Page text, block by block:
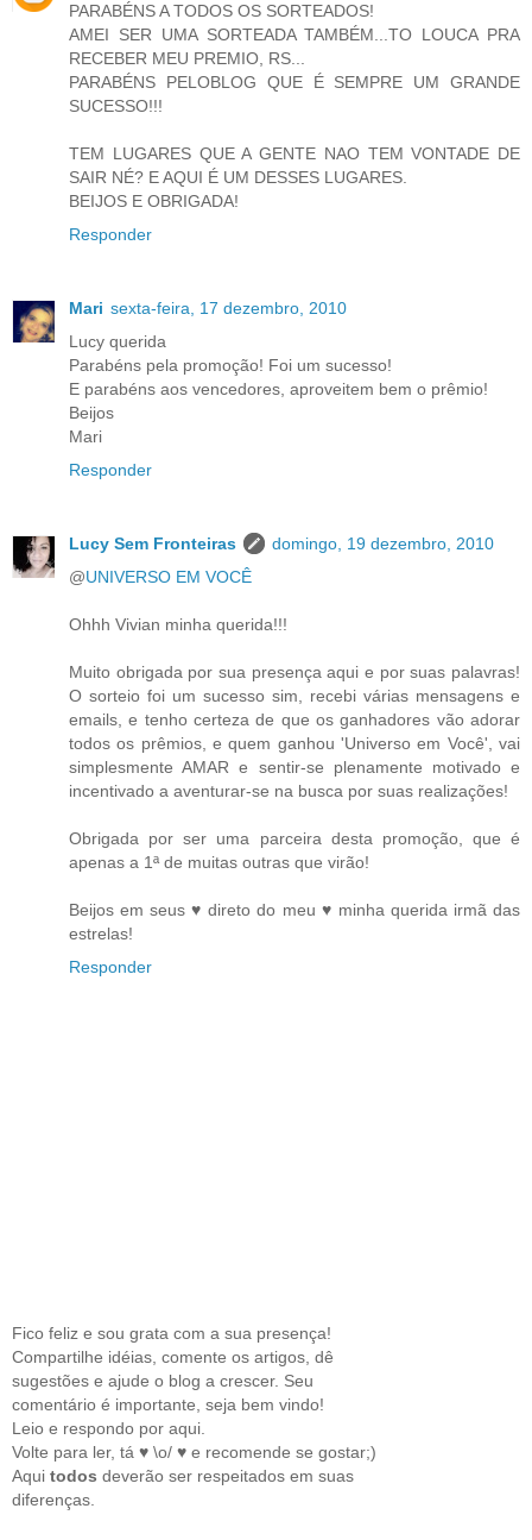
PARABÉNS A TODOS OS SORTEADOS!
AMEI SER UMA SORTEADA TAMBÉM...TO LOUCA PRA
RECEBER MEU PREMIO, RS...
PARABÉNS PELOBLOG QUE É SEMPRE UM GRANDE
SUCESSO!!!
TEM LUGARES QUE A GENTE NAO TEM VONTADE DE
SAIR NÉ? E AQUI É UM DESSES LUGARES.
BEIJOS E OBRIGADA!
Responder
Mari sexta-feira, 17 dezembro, 2010
Lucy querida
Parabéns pela promoção! Foi um sucesso!
E parabéns aos vencedores, aproveitem bem o prêmio!
Beijos
Mari
Responder
Lucy Sem Fronteiras
domingo, 19 dezembro, 2010
@UNIVERSO EM VOCÊ
Ohhh Vivian minha querida!!!
Muito obrigada por sua presença aqui e por suas palavras!
O sorteio foi um sucesso sim, recebi várias mensagens e
emails, e tenho certeza de que os ganhadores vão adorar
todos os prêmios, e quem ganhou 'Universo em Você', vai
simplesmente AMAR e sentir-se plenamente motivado e
incentivado a aventurar-se na busca por suas realizações!
Obrigada por ser uma parceira desta promoção, que é
apenas a 1ª de muitas outras que virão!
Beijos em seus ♥ direto do meu ♥ minha querida irmã das
estrelas!
Responder
Fico feliz e sou grata com a sua presença!
Compartilhe idéias, comente os artigos, dê
sugestões e ajude o blog a crescer. Seu
comentário é importante, seja bem vindo!
Leio e respondo por aqui.
Volte para ler, tá ♥ \o/ ♥ e recomende se gostar;)
Aqui todos deverão ser respeitados em suas
diferenças.